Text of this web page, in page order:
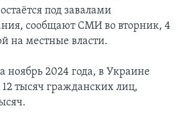
под завалами
сообщают СМИ во вторник, 4
на местные власти.
2024 года, в Украине
тысяч гражданских лиц,